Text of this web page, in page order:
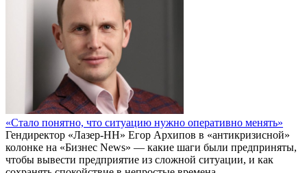
«Стало понятно, что ситуацию нужно оперативно менять»
Гендиректор «Лазер-НН» Егор Архипов в «антикризисной»
колонке на «Бизнес News» — какие шаги были предприняты,
чтобы вывести предприятие из сложной ситуации, и как